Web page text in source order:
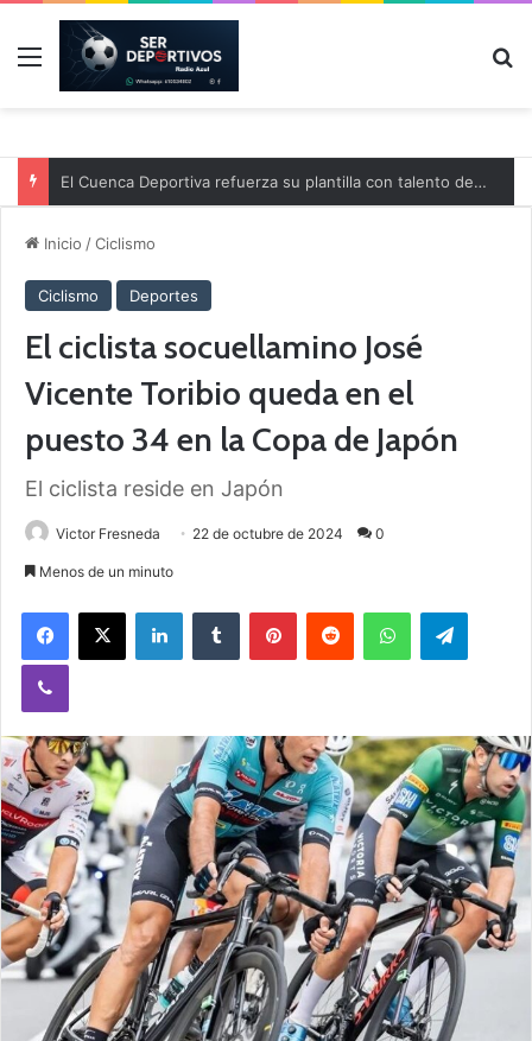
Menú
El Cuenca Deportiva refuerza su plantilla con talento de la comarca
Inicio /Ciclismo
Ciclismo Deportes
El ciclista socuellamino José
Vicente Toribio queda en el
puesto 34 en la Copa de Japón
El ciclista reside en Japón
Victor Fresneda 22 de octubre de 2024 0
Menos de un minuto